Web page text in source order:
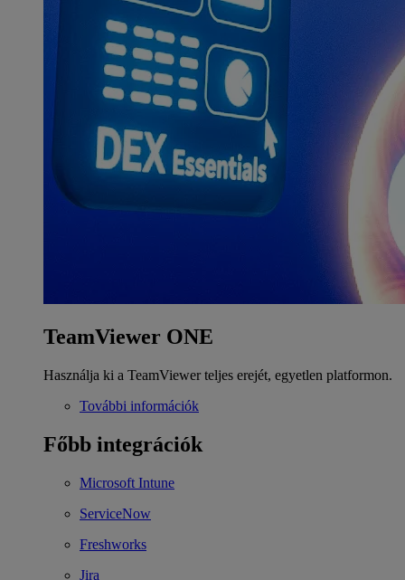
TeamViewer ONE
Használja ki a TeamViewer teljes erejét, egyetlen platformon.
További információk
Főbb integrációk
Microsoft Intune
ServiceNow
Freshworks
Jira